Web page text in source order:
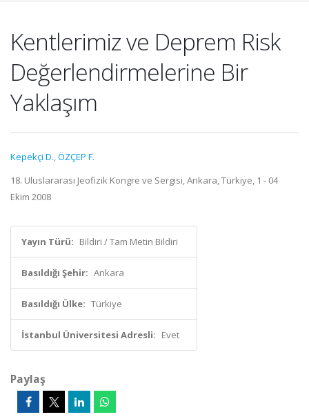
Kentlerimiz ve Deprem Risk
Değerlendirmelerine Bir
Yaklaşım
Kepekçi D.,ÖZÇEP F.
18. Uluslararası Jeofizik Kongre ve Sergisi, Ankara, Türkiye, 1 - 04
Ekim 2008
Yayın Türü: Bildiri / Tam Metin Bildiri
Basıldığı Şehir: Ankara
Basıldığı Ülke: Türkiye
İstanbul Üniversitesi Adresli: Evet
Paylaş